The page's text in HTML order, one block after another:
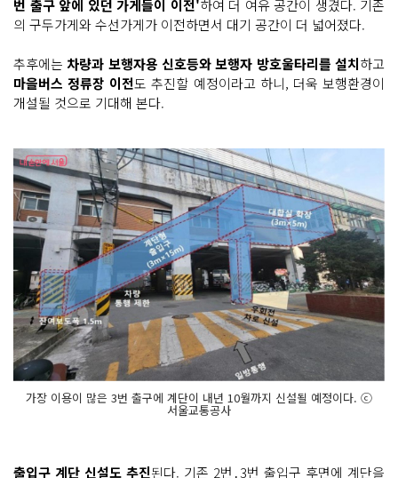
번 출구 앞에 있던 가게들이 이전'하여 더 여유 공간이 생겼다. 기존
의 구두가게와 수선가게가 이전하면서 대기 공간이 더 넓어졌다.
추후에는 차량과 보행자용 신호등와 보행자 방호울타리를 설치하고
마을버스 정류장 이전도 추진할 예정이라고 하니, 더욱 보행환경이
개설될 것으로 기대해 본다.
가장 이용이 많은 3번 출구에 계단이 내년 10월까지 신설될 예정이다. ⓒ
서울교통공사
출입구 계단 신설도 추진된다. 기존 2번․3번 출입구 후면에 계단을